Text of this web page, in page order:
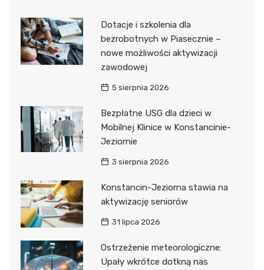
Dotacje i szkolenia dla
bezrobotnych w Piasecznie –
nowe możliwości aktywizacji
zawodowej
5 sierpnia 2026
Bezpłatne USG dla dzieci w
Mobilnej Klinice w Konstancinie-
Jeziornie
3 sierpnia 2026
Konstancin-Jeziorna stawia na
aktywizację seniorów
31 lipca 2026
Ostrzeżenie meteorologiczne:
Upały wkrótce dotkną nas